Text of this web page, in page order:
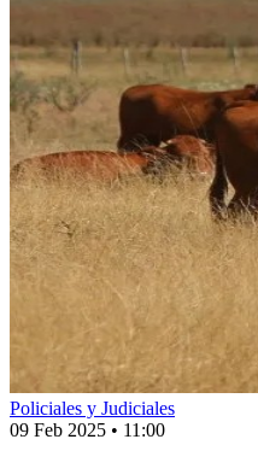
Policiales y Judiciales
09 Feb 2025 • 11:00